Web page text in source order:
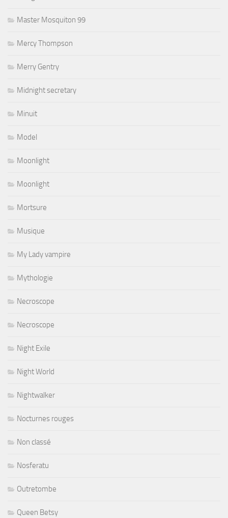
Master Mosquiton 99
Mercy Thompson
Merry Gentry
Midnight secretary
Minuit
Model
Moonlight
Moonlight
Mortsure
Musique
My Lady vampire
Mythologie
Necroscope
Necroscope
Night Exile
Night World
Nightwalker
Nocturnes rouges
Non classé
Nosferatu
Outretombe
Queen Betsy